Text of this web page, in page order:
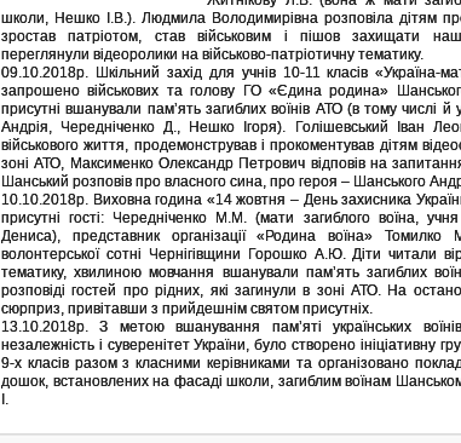
школи, Нешко І.В.). Людмила Володимирівна розповіла дітям
зростав патріотом, став військовим і пішов захищати
переглянули відеоролики на військово-патріотичну тематику.
09.10.2018р. Шкільний захід для учнів 10-11 класів «Україна-
запрошено військових та голову ГО «Єдина родина»
присутні вшанували пам’ять загиблих воїнів АТО (в тому числі
Андрія, Чередніченко Д., Нешко Ігоря). Голішевський Іван
військового життя, продемонстрував і прокоментував дітям
зоні АТО, Максименко Олександр Петрович відповів на
Шанський розповів про власного сина, про героя – Шанського
10.10.2018р. Виховна година «14 жовтня – День захисника
присутні гості: Чередніченко М.М. (мати загиблого воїна,
Дениса), представник організації «Родина воїна» Томилко
волонтерської сотні Чернігівщини Горошко А.Ю. Діти читали
тематику, хвилиною мовчання вшанували пам’ять загиблих
розповіді гостей про рідних, які загинули в зоні АТО. На
сюрприз, привітавши з прийдешнім святом присутніх.
13.10.2018р. З метою вшанування пам’яті українських
незалежність і суверенітет України, було створено ініціативну
9-х класів разом з класними керівниками та організовано
дошок, встановлених на фасаді школи, загиблим воїнам
І.